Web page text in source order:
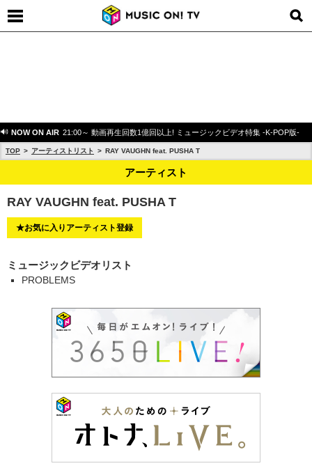
NOW ON AIR 21:00～ 動画再生回数1億回以上! ミュージックビデオ特集 -K-POP版-
TOP アーティストリスト RAY VAUGHN feat. PUSHA T
アーティスト
RAY VAUGHN feat. PUSHA T
★お気に入りアーティスト登録
ミュージックビデオリスト
PROBLEMS